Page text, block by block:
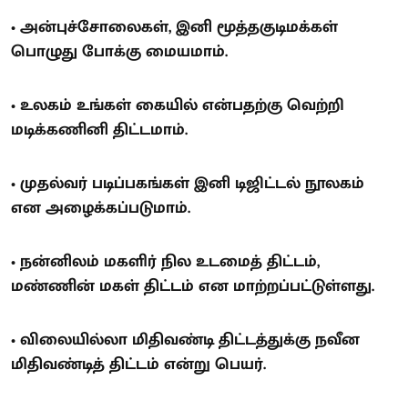
• அன்புச்சோலைகள், இனி மூத்தகுடிமக்கள்
பொழுது போக்கு மையமாம்.
• உலகம் உங்கள் கையில் என்பதற்கு வெற்றி
மடிக்கணினி திட்டமாம்.
• முதல்வர் படிப்பகங்கள் இனி டிஜிட்டல் நூலகம்
என அழைக்கப்படுமாம்.
• நன்னிலம் மகளிர் நில உடமைத் திட்டம்,
மண்ணின் மகள் திட்டம் என மாற்றப்பட்டுள்ளது.
• விலையில்லா மிதிவண்டி திட்டத்துக்கு நவீன
மிதிவண்டித் திட்டம் என்று பெயர்.